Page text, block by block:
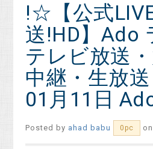
!☆【公式
送!HD】Ado
テレビ放送
中継・生放
01月11日
Posted by ahad babu 0pc on